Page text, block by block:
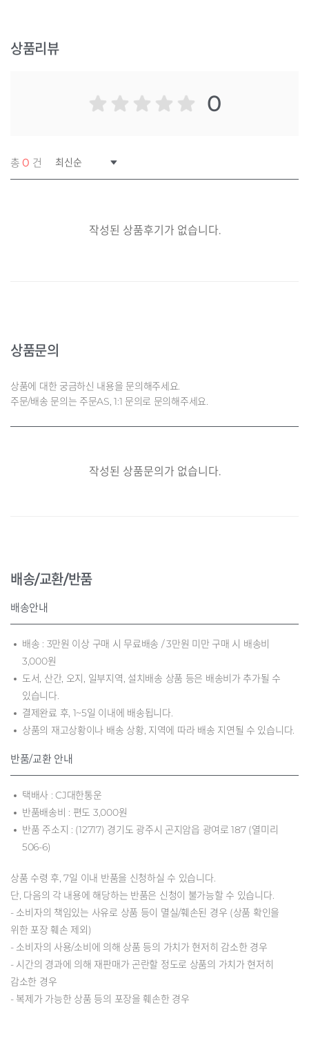
상품리뷰
0
총0 건의 리뷰
작성된 상품후기가 없습니다.
상품문의
상품에 대한 궁금하신 내용을 문의해주세요.
주문/배송 문의는 주문AS, 1:1 문의로 문의해주세요.
작성된 상품문의가 없습니다.
배송/교환/반품
배송안내
배송 : 3만원 이상 구매 시 무료배송 / 3만원 미만 구매 시 배송비
3,000원
도서, 산간, 오지, 일부지역, 설치배송 상품 등은 배송비가 추가될 수
있습니다.
결제완료 후, 1~5일 이내에 배송됩니다.
상품의 재고상황이나 배송 상황, 지역에 따라 배송 지연될 수 있습니다.
반품/교환 안내
택배사 : CJ대한통운
반품배송비 : 편도 3,000원
반품 주소지 : (12717) 경기도 광주시 곤지암읍 광여로 187 (열미리
506-6)
상품 수령 후, 7일 이내 반품을 신청하실 수 있습니다.
단, 다음의 각 내용에 해당하는 반품은 신청이 불가능할 수 있습니다.
- 소비자의 책임있는 사유로 상품 등이 멸실/훼손된 경우 (상품 확인을
위한 포장 훼손 제외)
- 소비자의 사용/소비에 의해 상품 등의 가치가 현저히 감소한 경우
- 시간의 경과에 의해 재판매가 곤란할 정도로 상품의 가치가 현저히
감소한 경우
- 복제가 가능한 상품 등의 포장을 훼손한 경우